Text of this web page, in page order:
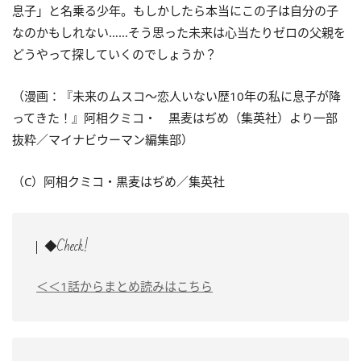
息子」と名乗る少年。もしかしたら本当にこの子は自分の子
なのかもしれない……そう思った未来は心当たりゼロの父親を
どうやって探していくのでしょうか？
（漫画：『未来のムスコ～恋人いない歴10年の私に息子が降
ってきた！ 』阿相クミコ・ 黒麦はぢめ（集英社）より一部
抜粋／マイナビウーマン編集部）
（C）阿相クミコ・黒麦はぢめ／集英社
◆Check!
＜＜1話からまとめ読みはこちら